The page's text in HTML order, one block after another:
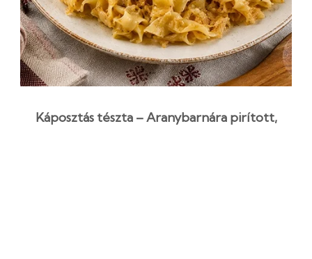
Káposztás tészta – Aranybarnára pirított,